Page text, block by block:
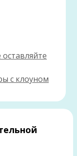
с клоуном